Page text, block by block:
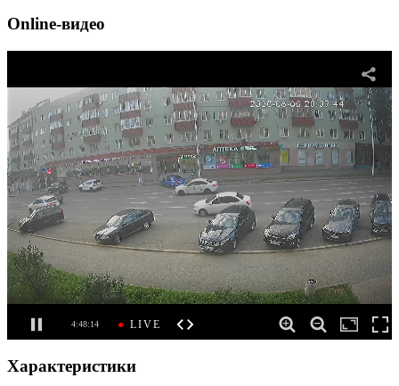
Online-видео
Характеристики